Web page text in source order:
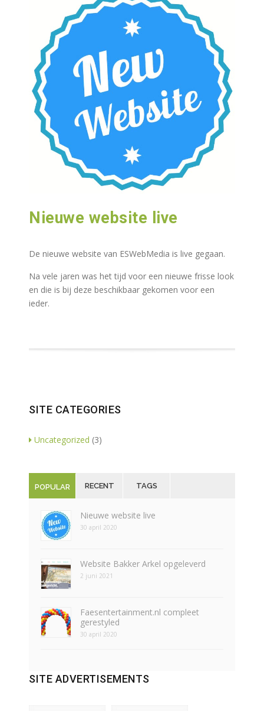
Nieuwe website live
De nieuwe website van ESWebMedia is live gegaan.
Na vele jaren was het tijd voor een nieuwe frisse look
en die is bij deze beschikbaar gekomen voor een
ieder.
SITE CATEGORIES
Uncategorized (3)
POPULAR RECENT TAGS
Nieuwe website live
30 april 2020
Website Bakker Arkel opgeleverd
2 juni 2021
Faesentertainment.nl compleet
gerestyled
30 april 2020
SITE ADVERTISEMENTS